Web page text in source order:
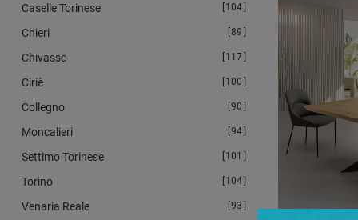
Caselle Torinese 104
Chieri 89
Chivasso 117
Ciriè 100
Collegno 90
Moncalieri 94
Settimo Torinese 101
Torino 104
Venaria Reale 93